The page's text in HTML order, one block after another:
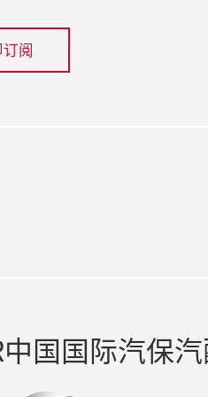
阅
国国际汽保